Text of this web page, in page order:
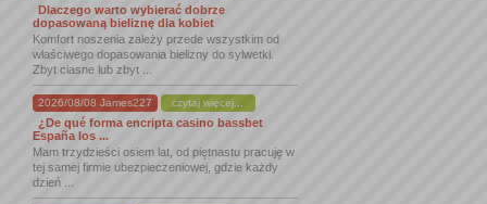
Dlaczego warto wybierać dobrze
dopasowaną bieliznę dla kobiet
Komfort noszenia zależy przede wszystkim od
właściwego dopasowania bielizny do sylwetki.
Zbyt ciasne lub zbyt ...
2026/08/08 James227 czytaj więcej...
¿De qué forma encripta casino bassbet
España los ...
Mam trzydzieści osiem lat, od piętnastu pracuję w
tej samej firmie ubezpieczeniowej, gdzie każdy
dzień ...